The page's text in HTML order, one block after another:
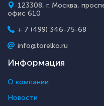
123308, г. Москва,
офис 610
+ 7 (499) 346-75-68
info@torelko.ru
Информация
О компании
Новости